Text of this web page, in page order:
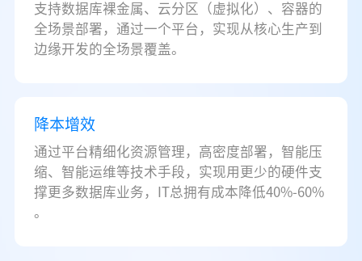
支持数据库裸金属、云分区（虚拟化）、容器的
全场景部署，通过一个平台，实现从核心生产到
边缘开发的全场景覆盖。
降本增效
通过平台精细化资源管理，高密度部署，智能压
缩、智能运维等技术手段，实现用更少的硬件支
撑更多数据库业务，IT总拥有成本降低40%-60%
。